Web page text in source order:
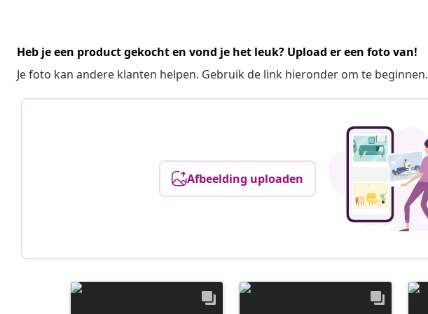
Heb je een product gekocht en vond je het leuk? Upload er een foto van!
Je foto kan andere klanten helpen. Gebruik de link hieronder om te beginnen.
Afbeelding uploaden